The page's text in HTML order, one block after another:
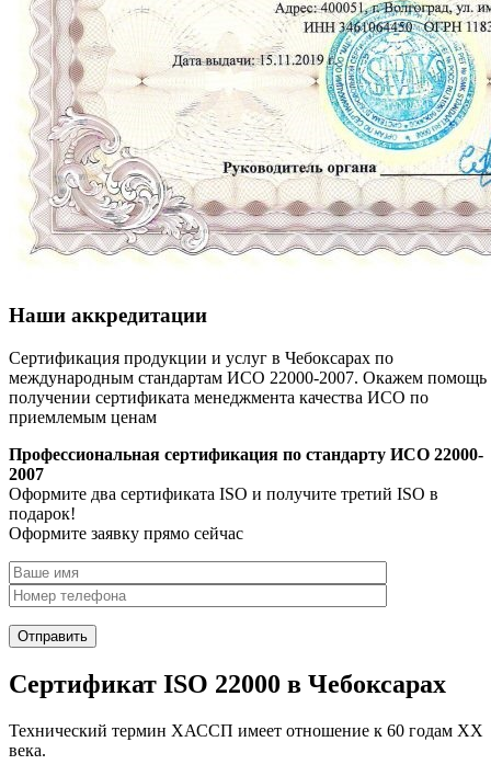
Наши аккредитации
Сертификация продукции и услуг в Чебоксарах по
международным стандартам ИСО 22000-2007. Окажем помощь
получении сертификата менеджмента качества ИСО по
приемлемым ценам
Профессиональная сертификация по стандарту ИСО 22000-
2007
Оформите два сертификата ISO и получите третий ISO в
подарок!
Оформите заявку прямо сейчас
Сертификат ISO 22000 в Чебоксарах
Технический термин ХАССП имеет отношение к 60 годам XX
века.